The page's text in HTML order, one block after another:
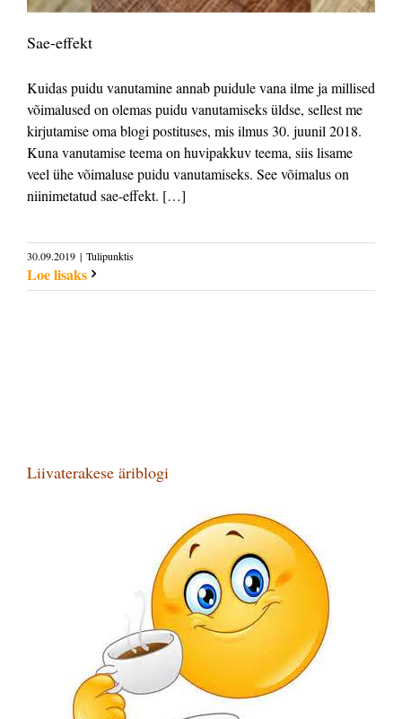
Sae-effekt
Kuidas puidu vanutamine annab puidule vana ilme ja millised
võimalused on olemas puidu vanutamiseks üldse, sellest me
kirjutamise oma blogi postituses, mis ilmus 30. juunil 2018.
Kuna vanutamise teema on huvipakkuv teema, siis lisame
veel ühe võimaluse puidu vanutamiseks. See võimalus on
niinimetatud sae-effekt. […]
30.09.2019 | Tulipunktis
Loe lisaks
Liivaterakese äriblogi